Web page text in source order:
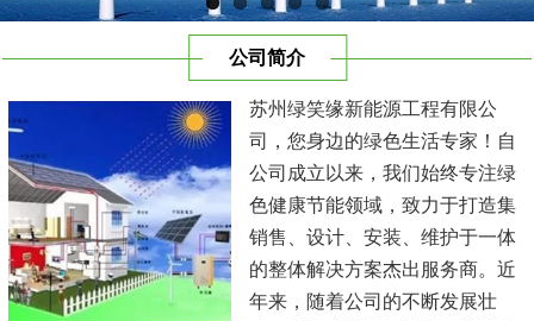
公司简介
苏州绿笑缘新能源工程有限公
司，您身边的绿色生活专家！自
公司成立以来，我们始终专注绿
色健康节能领域，致力于打造集
销售、设计、安装、维护于一体
的整体解决方案杰出服务商。近
年来，随着公司的不断发展壮